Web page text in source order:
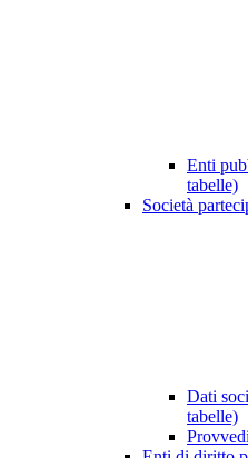
Enti
tabelle)
Società
Dati
tabelle)